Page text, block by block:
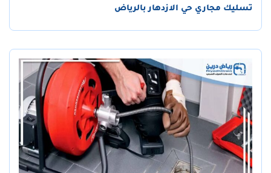
تسليك مجاري حي الازدهار بالرياض